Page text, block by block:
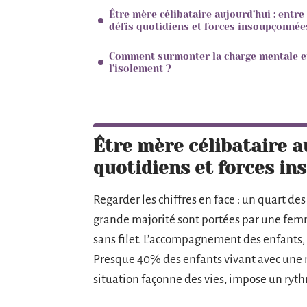
Être mère célibataire aujourd’hui : entre
défis quotidiens et forces
Comment surmonter la charge mentale
l’isolement ?
Être mère célibataire
quotidiens et forces
Regarder les chiffres en face : un quart
grande majorité sont portées par une
sans filet. L’accompagnement des
Presque 40% des enfants vivant avec
situation façonne des vies, impose un